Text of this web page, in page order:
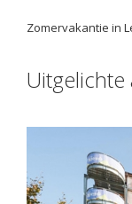
Zomervakantie in